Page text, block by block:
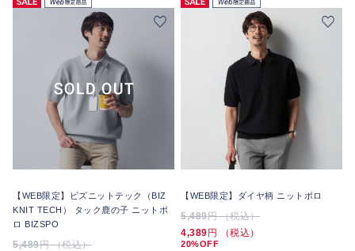
【WEB限定】ビズニットテック（BIZ
KNIT TECH） タック鹿の子 ニットポ
ロ BIZSPO
5,489円 （税込）
【WEB限定】ダイヤ柄 ニットポロ
5,489円 （税込）
4,389円 （税込）
20%OFF